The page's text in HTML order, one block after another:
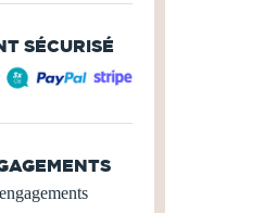
SÉCURISÉ